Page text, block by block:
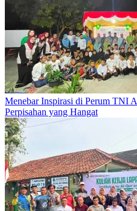
Menebar Inspirasi di Perum TNI
Perpisahan yang Hangat